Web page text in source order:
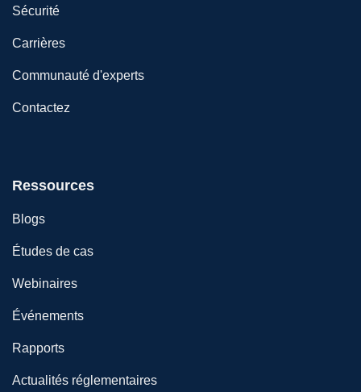
Sécurité
Carrières
Communauté d'experts
Contactez
Ressources
Blogs
Études de cas
Webinaires
Événements
Rapports
Actualités réglementaires